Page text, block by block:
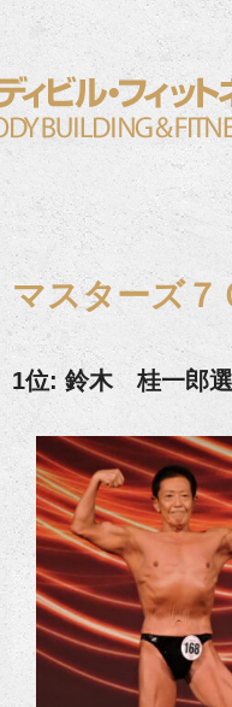
マスターズ７
1位: 鈴木 桂一郎